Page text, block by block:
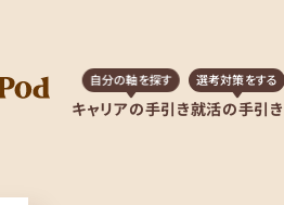
キャリアの手引き
自分の軸を探す
就活の手引き
選考対策をする